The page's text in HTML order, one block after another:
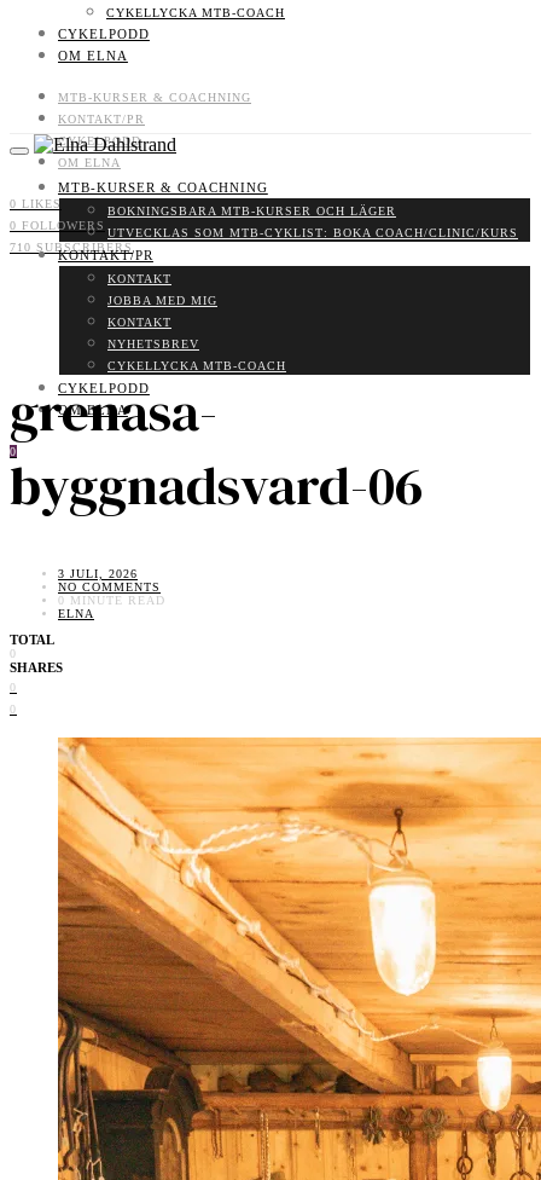
CYKELLYCKA MTB-COACH
CYKELPODD
OM ELNA
MTB-KURSER & COACHNING
KONTAKT/PR
CYKELPODD
OM ELNA
0 LIKES
0 FOLLOWERS
710 SUBSCRIBERS
MTB-KURSER & COACHNING
BOKNINGSBARA MTB-KURSER OCH LÄGER
UTVECKLAS SOM MTB-CYKLIST: BOKA COACH/CLINIC/KURS
KONTAKT/PR
KONTAKT
JOBBA MED MIG
KONTAKT
NYHETSBREV
CYKELLYCKA MTB-COACH
CYKELPODD
OM ELNA
0
grenasa-
byggnadsvard-06
3 JULI, 2026
NO COMMENTS
0 MINUTE READ
ELNA
TOTAL
0
SHARES
0
0